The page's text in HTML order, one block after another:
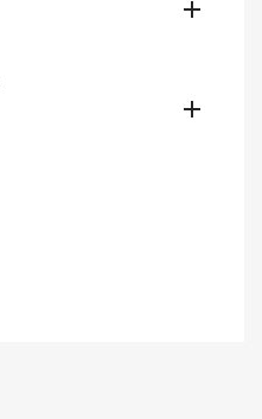

